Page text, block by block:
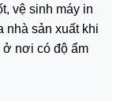
vệ sinh máy in
nhà sản xuất khi
ở nơi có độ ẩm